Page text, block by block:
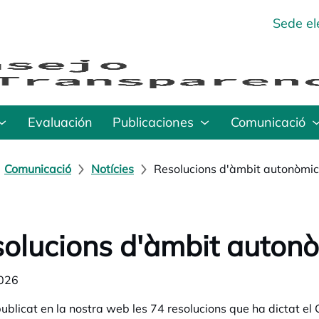
Sede
Evaluación Publicaciones Comunicació
Comunicació Notícies Resolucions d'àmbit
d'àmbit
en la nostra web les 74 resolucions que ha dictat el